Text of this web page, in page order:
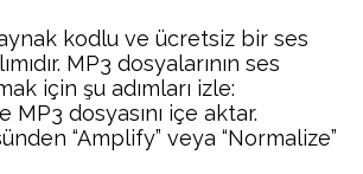
kodlu ve ücretsiz bir ses
MP3 dosyalarının ses
için şu adımları izle:
MP3 dosyasını içe aktar.
“Amplify” veya “Normalize”